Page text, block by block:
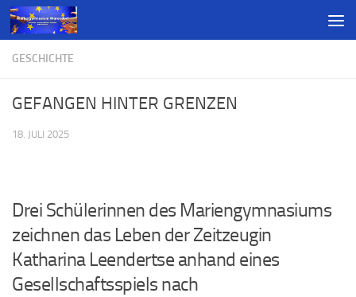
GESCHICHTE
GEFANGEN HINTER GRENZEN
18. JULI 2025
Drei Schülerinnen des Mariengymnasiums
zeichnen das Leben der Zeitzeugin
Katharina Leendertse anhand eines
Gesellschaftsspiels nach